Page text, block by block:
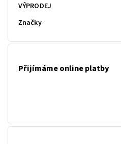
VÝPRODEJ
Značky
Přijímáme online platby